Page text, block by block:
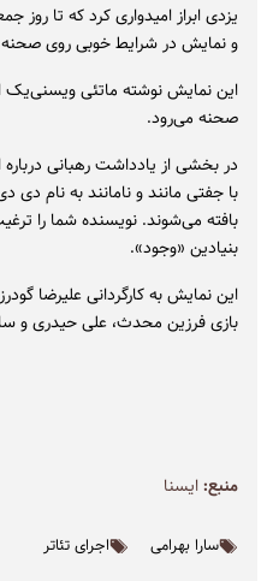
یزدی ابراز امیدواری کرد که تا
و نمایش در شرایط خوبی روی صحنه
این نمایش نوشته ماتئی
صحنه می‌رود.
در بخشی از یادداشت رهبانی
با جفتی مانند و نامانند به نام
بافته می‌شوند. نویسنده شما را
بنیادین «وجود».
این نمایش به کارگردانی علیرضا
بازی فرزین محدث، علی حیدری و
منبع:ايسنا
سارا بهرامی اجرای تئاتر